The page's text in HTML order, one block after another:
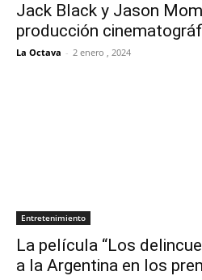
Jack Black y Jason
producción
La Octava - 2 enero , 2024
Entretenimiento
La película “Los
a la Argentina en los